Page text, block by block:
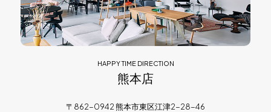
HAPPY TIME DIRECTION
熊本店
〒862-0942 熊本市東区江津2-28-46